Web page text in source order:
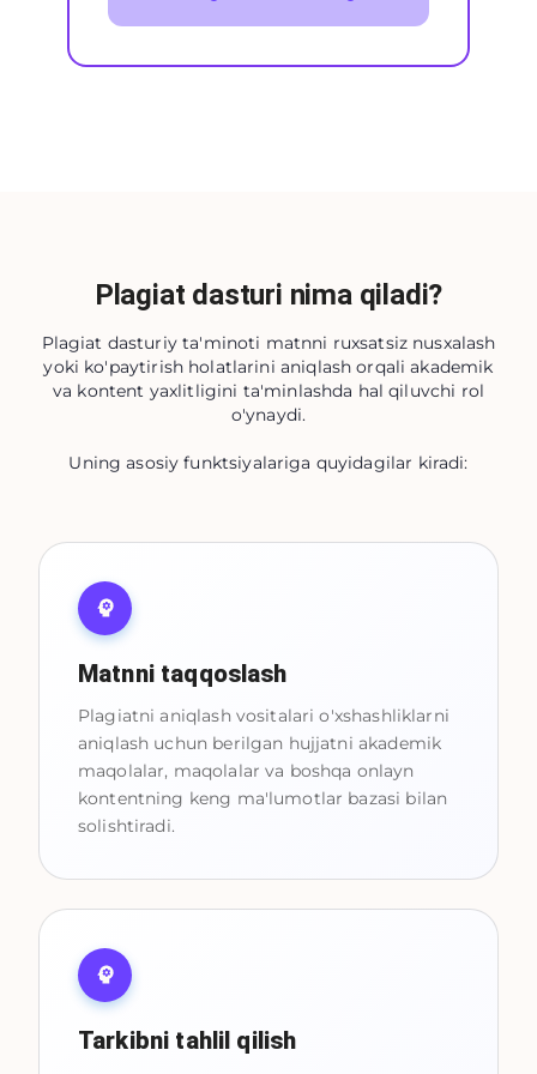
Plagiat dasturi nima qiladi?
Plagiat dasturiy ta'minoti matnni ruxsatsiz nusxalash
yoki ko'paytirish holatlarini aniqlash orqali akademik
va kontent yaxlitligini ta'minlashda hal qiluvchi rol
o'ynaydi.
Uning asosiy funktsiyalariga quyidagilar kiradi:
Matnni taqqoslash
Plagiatni aniqlash vositalari o'xshashliklarni
aniqlash uchun berilgan hujjatni akademik
maqolalar, maqolalar va boshqa onlayn
kontentning keng ma'lumotlar bazasi bilan
solishtiradi.
Tarkibni tahlil qilish